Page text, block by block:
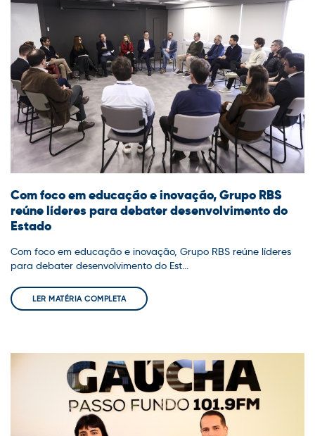
Com foco em educação e inovação, Grupo RBS
reúne líderes para debater desenvolvimento do
Estado
Com foco em educação e inovação, Grupo RBS reúne líderes
para debater desenvolvimento do Est...
LER MATÉRIA COMPLETA